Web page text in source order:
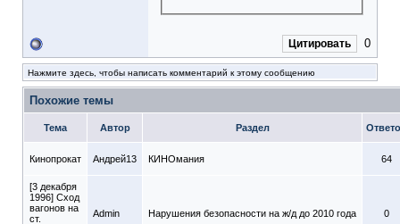
Цитировать 0
Нажмите здесь, чтобы написать комментарий к этому сообщению
Похожие темы
Тема Автор Раздел
Кинопрокат Андрей13 КИНОмания 64
[3 декабря
1996] Сход
вагонов на
ст.
Admin Нарушения безопасности на ж/д до 2010 года 0